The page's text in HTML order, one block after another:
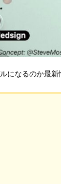
なるのか最新